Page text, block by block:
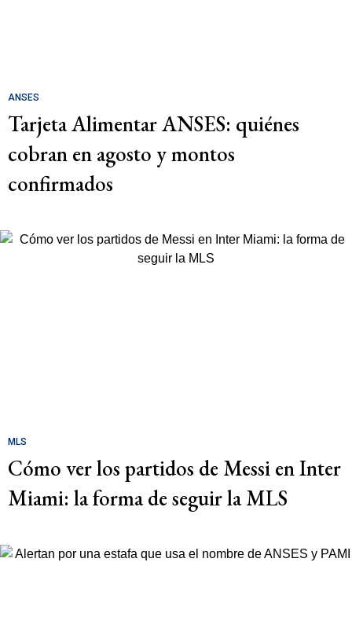
ANSES
Tarjeta Alimentar ANSES: quiénes
cobran en agosto y montos
confirmados
MLS
Cómo ver los partidos de Messi en Inter
Miami: la forma de seguir la MLS